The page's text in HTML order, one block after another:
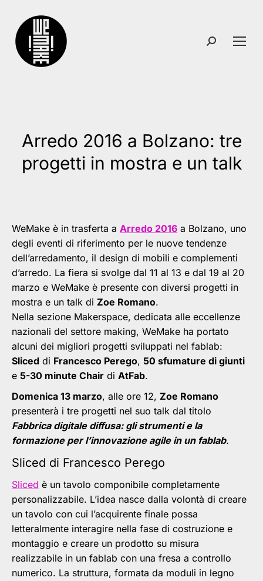
Search:
Arredo 2016 a Bolzano: tre
progetti in mostra e un talk
You are here:
WeMake è in trasferta a ‎ Arredo 2016 a Bolzano, uno
degli eventi di riferimento per le nuove tendenze
dell’arredamento, il design di mobili e complementi
d’arredo. La fiera si svolge dal 11 al 13 e dal 19 al 20
marzo e WeMake è presente con diversi progetti in
mostra e un talk di Zoe Romano.
Nella sezione Makerspace, dedicata alle eccellenze
nazionali del settore making, WeMake ha portato
alcuni dei migliori progetti sviluppati nel fablab:
Sliced di Francesco Perego, 50 sfumature di giunti
e 5-30 minute Chair di AtFab.
Domenica 13 marzo, alle ore 12, Zoe Romano
presenterà i tre progetti nel suo talk dal titolo
Fabbrica digitale diffusa: gli strumenti e la
formazione per l’innovazione agile in un fablab.
Sliced di Francesco Perego
Sliced è un tavolo componibile completamente
personalizzabile. L’idea nasce dalla volontà di creare
un tavolo con cui l’acquirente finale possa
letteralmente interagire nella fase di costruzione e
montaggio e creare un prodotto su misura
realizzabile in un fablab con una fresa a controllo
numerico. La struttura, formata da moduli in legno